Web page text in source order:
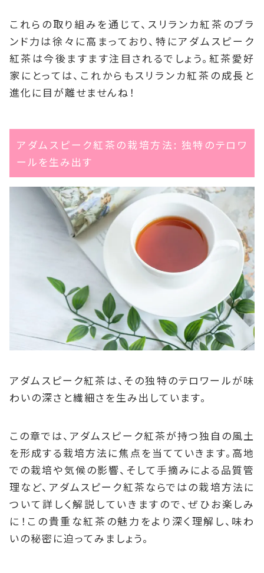
これらの取り組みを通じて、スリランカ紅茶のブラ
ンド力は徐々に高まっており、特にアダムスピーク
紅茶は今後ますます注目されるでしょう。紅茶愛好
家にとっては、これからもスリランカ紅茶の成長と
進化に目が離せませんね！
アダムスピーク紅茶の栽培方法: 独特のテロワ
ールを生み出す
アダムスピーク紅茶は、その独特のテロワールが味
わいの深さと繊細さを生み出しています。
この章では、アダムスピーク紅茶が持つ独自の風土
を形成する栽培方法に焦点を当てていきます。高地
での栽培や気候の影響、そして手摘みによる品質管
理など、アダムスピーク紅茶ならではの栽培方法に
ついて詳しく解説していきますので、ぜひお楽しみ
に！この貴重な紅茶の魅力をより深く理解し、味わ
いの秘密に迫ってみましょう。